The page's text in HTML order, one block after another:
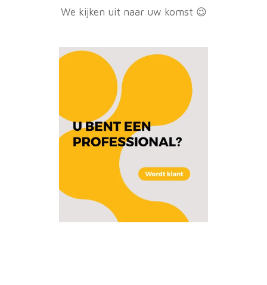
We kijken uit naar uw komst 😉